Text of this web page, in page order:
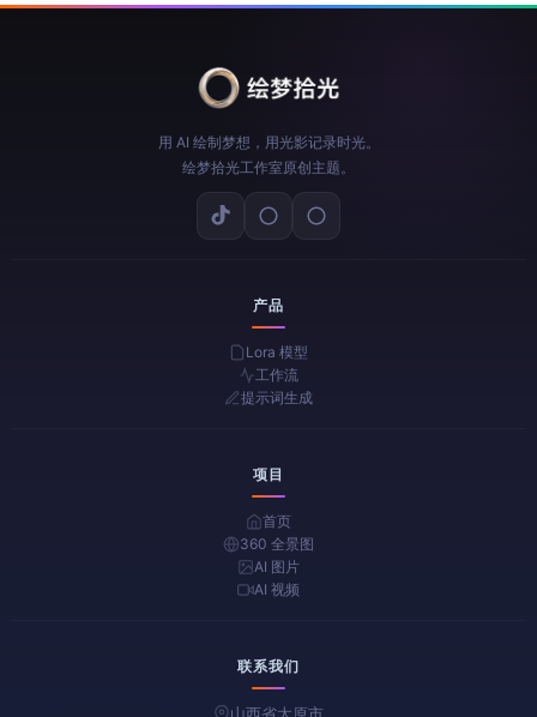
用 AI 绘制梦想，用光影记录时光。
绘梦拾光工作室原创主题。
产品
Lora 模型
工作流
提示词生成
项目
首页
360 全景图
AI 图片
AI 视频
联系我们